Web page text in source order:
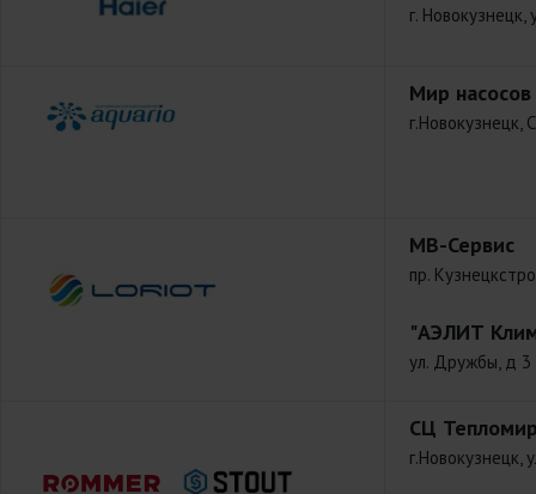
г. Новокузнецк,
Мир насосов
г.Новокузнецк,
МВ-Сервис
пр.
"АЭЛИТ
ул. Дружбы, д 3
СЦ
г.Новокузнецк,